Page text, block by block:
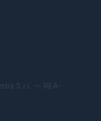
S.r.l. — REA-